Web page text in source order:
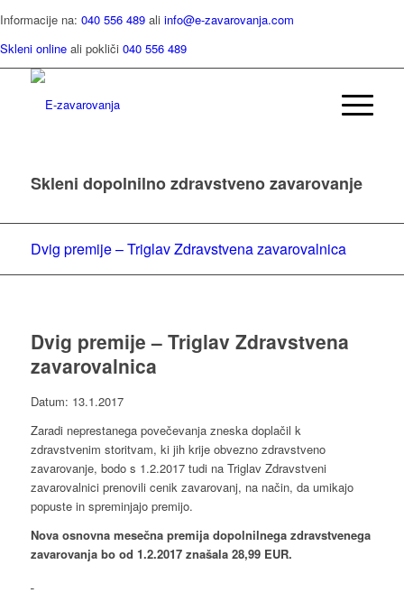
Informacije na: 040 556 489 ali info@e-zavarovanja.com
Skleni online ali pokliči 040 556 489
Skleni dopolnilno zdravstveno zavarovanje
Dvig premije – Triglav Zdravstvena zavarovalnica
Dvig premije – Triglav Zdravstvena
zavarovalnica
Datum: 13.1.2017
Zaradi neprestanega povečevanja zneska doplačil k
zdravstvenim storitvam, ki jih krije obvezno zdravstveno
zavarovanje, bodo s 1.2.2017 tudi na Triglav Zdravstveni
zavarovalnici prenovili cenik zavarovanj, na način, da umikajo
popuste in spreminjajo premijo.
Nova osnovna mesečna premija dopolnilnega zdravstvenega
zavarovanja bo od 1.2.2017 znašala 28,99 EUR.